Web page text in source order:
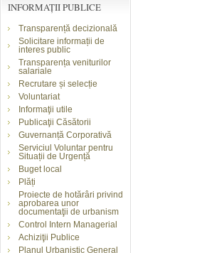
INFORMAŢII PUBLICE
Transparență decizională
Solicitare informații de
interes public
Transparența veniturilor
salariale
Recrutare și selecție
Voluntariat
Informaţii utile
Publicaţii Căsătorii
Guvernanță Corporativă
Serviciul Voluntar pentru
Situații de Urgență
Buget local
Plăți
Proiecte de hotărâri privind
aprobarea unor
documentaţii de urbanism
Control Intern Managerial
Achiziţii Publice
Planul Urbanistic General